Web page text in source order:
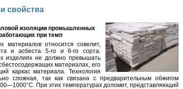
свойства
изоляции промышленных
при темп
материалов относится совелит,
и асбеста 5-го и 6-го сорта.
изделиях не должно превышать
материалах, его
каркас материала. Технология
сложная, так как связана с предварительным обжигом
При этих температурах доломит, представляющий